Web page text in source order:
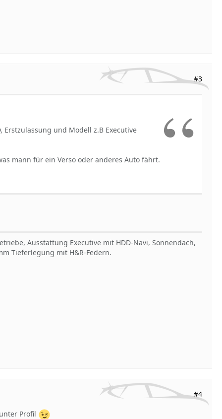
#3
und Modell z.B Executive
mann für ein Verso oder anderes Auto fährt.
Ausstattung Executive mit HDD-Navi, Sonnendach,
Tieferlegung mit H&R-Federn.
#4
Profil